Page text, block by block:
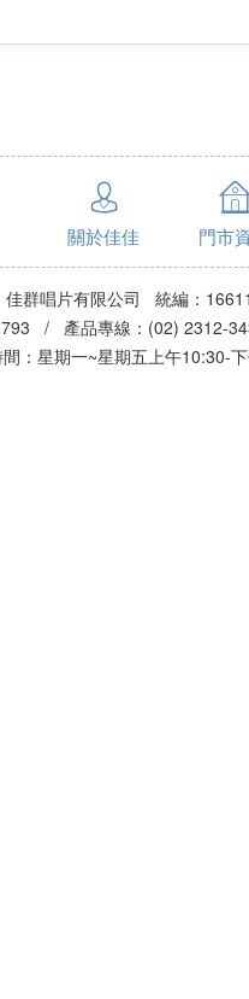
關於佳佳 門市
佳群唱片有限公司 統編：
/ 產品專線：(02)
：星期一~星期五上午10:30-